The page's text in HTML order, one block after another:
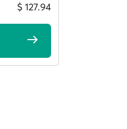
$ 127.94